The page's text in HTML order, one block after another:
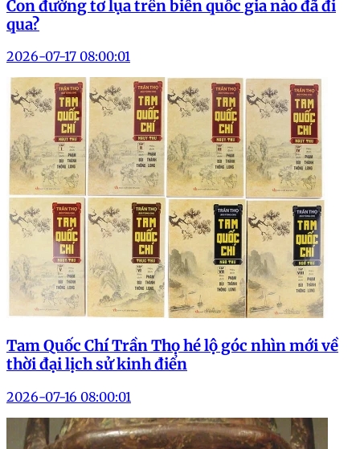
Con đường tơ lụa trên biển quốc gia nào đã đi
qua?
2026-07-17 08:00:01
Tam Quốc Chí Trần Thọ hé lộ góc nhìn mới về
thời đại lịch sử kinh điển
2026-07-16 08:00:01